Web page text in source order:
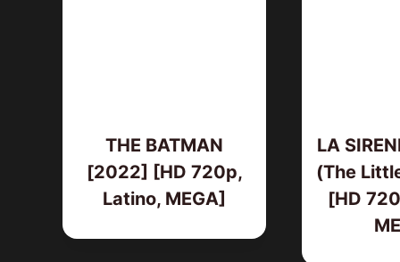
THE BATMAN
[2022] [HD 720p,
Latino, MEGA]
LA
(The
[HD